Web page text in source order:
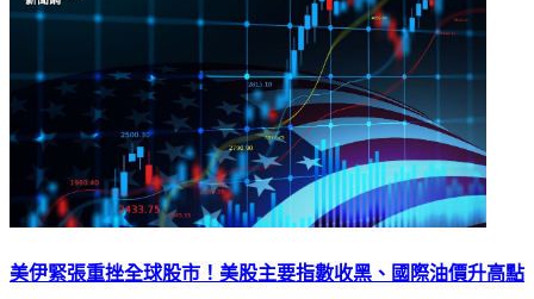
美伊緊張重挫全球股市！美股主要指數收黑、國際油價升高點